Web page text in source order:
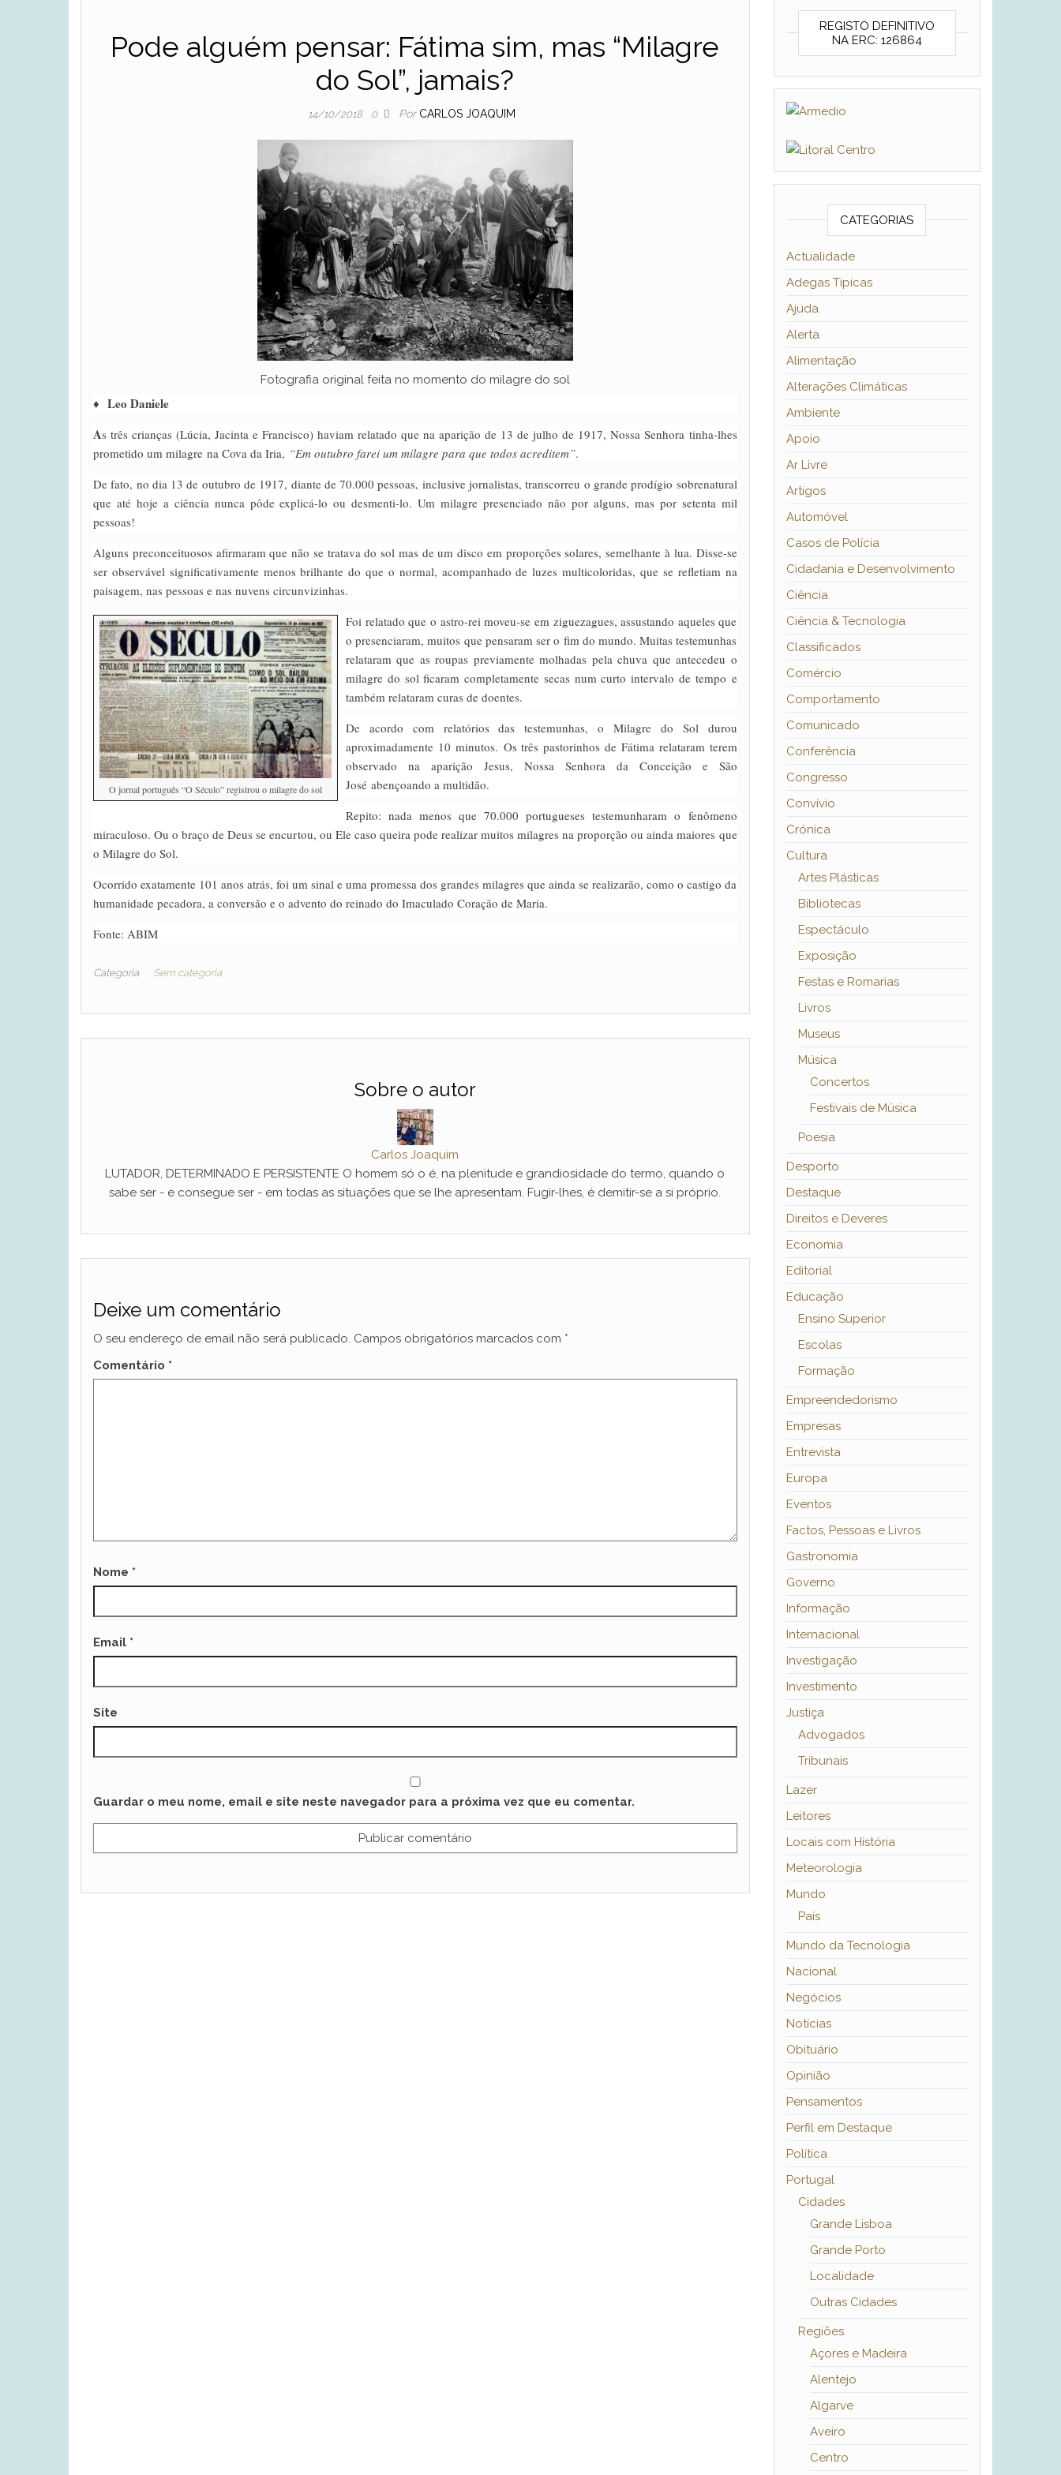
Pode alguém pensar: Fátima sim, mas “Milagre
do Sol”, jamais?
14/10/2018 0 Por CARLOS JOAQUIM
Fotografia original feita no momento do milagre do sol
♦ Leo Daniele
As três crianças (Lúcia, Jacinta e Francisco) haviam relatado que na aparição de 13 de julho de 1917, Nossa Senhora tinha-lhes
prometido um milagre na Cova da Iria, “Em outubro farei um milagre para que todos acreditem”.
De fato, no dia 13 de outubro de 1917, diante de 70.000 pessoas, inclusive jornalistas, transcorreu o grande prodígio sobrenatural
que até hoje a ciência nunca pôde explicá-lo ou desmenti-lo. Um milagre presenciado não por alguns, mas por setenta mil
pessoas!
Alguns preconceituosos afirmaram que não se tratava do sol mas de um disco em proporções solares, semelhante à lua. Disse-se
ser observável significativamente menos brilhante do que o normal, acompanhado de luzes multicoloridas, que se refletiam na
paisagem, nas pessoas e nas nuvens circunvizinhas.
O jornal português “O Século” registrou o milagre do sol
Foi relatado que o astro-rei moveu-se em ziguezagues, assustando aqueles que
o presenciaram, muitos que pensaram ser o fim do mundo. Muitas testemunhas
relataram que as roupas previamente molhadas pela chuva que antecedeu o
milagre do sol ficaram completamente secas num curto intervalo de tempo e
também relataram curas de doentes.
De acordo com relatórios das testemunhas, o Milagre do Sol durou
aproximadamente 10 minutos. Os três pastorinhos de Fátima relataram terem
observado na aparição Jesus, Nossa Senhora da Conceição e São
José abençoando a multidão.
Repito: nada menos que 70.000 portugueses testemunharam o fenômeno
miraculoso. Ou o braço de Deus se encurtou, ou Ele caso queira pode realizar muitos milagres na proporção ou ainda maiores que
o Milagre do Sol.
Ocorrido exatamente 101 anos atrás, foi um sinal e uma promessa dos grandes milagres que ainda se realizarão, como o castigo da
humanidade pecadora, a conversão e o advento do reinado do Imaculado Coração de Maria.
Fonte: ABIM
Categoria Sem categoria
Sobre o autor
Carlos Joaquim
LUTADOR, DETERMINADO E PERSISTENTE O homem só o é, na plenitude e grandiosidade do termo, quando o
sabe ser - e consegue ser - em todas as situações que se lhe apresentam. Fugir-lhes, é demitir-se a si próprio.
Deixe um comentário
O seu endereço de email não será publicado. Campos obrigatórios marcados com *
Comentário *
Nome *
Email *
Site
Guardar o meu nome, email e site neste navegador para a próxima vez que eu comentar.
REGISTO DEFINITIVO
NA ERC: 126864
CATEGORIAS
Actualidade
Adegas Típicas
Ajuda
Alerta
Alimentação
Alterações Climáticas
Ambiente
Apoio
Ar Livre
Artigos
Automóvel
Casos de Polícia
Cidadania e Desenvolvimento
Ciência
Ciência & Tecnologia
Classificados
Comércio
Comportamento
Comunicado
Conferência
Congresso
Convívio
Crónica
Cultura
Artes Plásticas
Bibliotecas
Espectáculo
Exposição
Festas e Romarias
Livros
Museus
Música
Concertos
Festivais de Música
Poesia
Desporto
Destaque
Direitos e Deveres
Economia
Editorial
Educação
Ensino Superior
Escolas
Formação
Empreendedorismo
Empresas
Entrevista
Europa
Eventos
Factos, Pessoas e Livros
Gastronomia
Governo
Informação
Internacional
Investigação
Investimento
Justiça
Advogados
Tribunais
Lazer
Leitores
Locais com História
Meteorologia
Mundo
País
Mundo da Tecnologia
Nacional
Negócios
Notícias
Obituário
Opinião
Pensamentos
Perfil em Destaque
Política
Portugal
Cidades
Grande Lisboa
Grande Porto
Localidade
Outras Cidades
Regiões
Açores e Madeira
Alentejo
Algarve
Aveiro
Centro